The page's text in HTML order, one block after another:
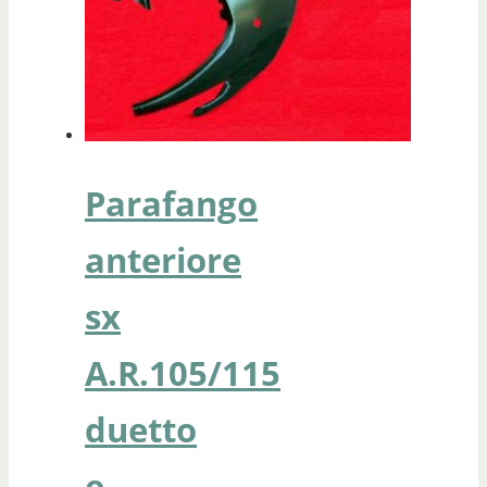
Parafango
anteriore
sx
A.R.105/115
duetto